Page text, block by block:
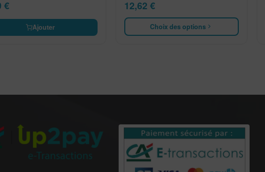
€
Ajouter
12,62 €
Choix des options